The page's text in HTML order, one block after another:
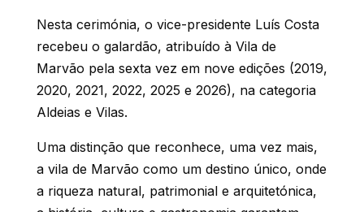
Nesta cerimónia, o vice-presidente Luís Costa
recebeu o galardão, atribuído à Vila de
Marvão pela sexta vez em nove edições (2019,
2020, 2021, 2022, 2025 e 2026), na categoria
Aldeias e Vilas.
Uma distinção que reconhece, uma vez mais,
a vila de Marvão como um destino único, onde
a riqueza natural, patrimonial e arquitetónica,